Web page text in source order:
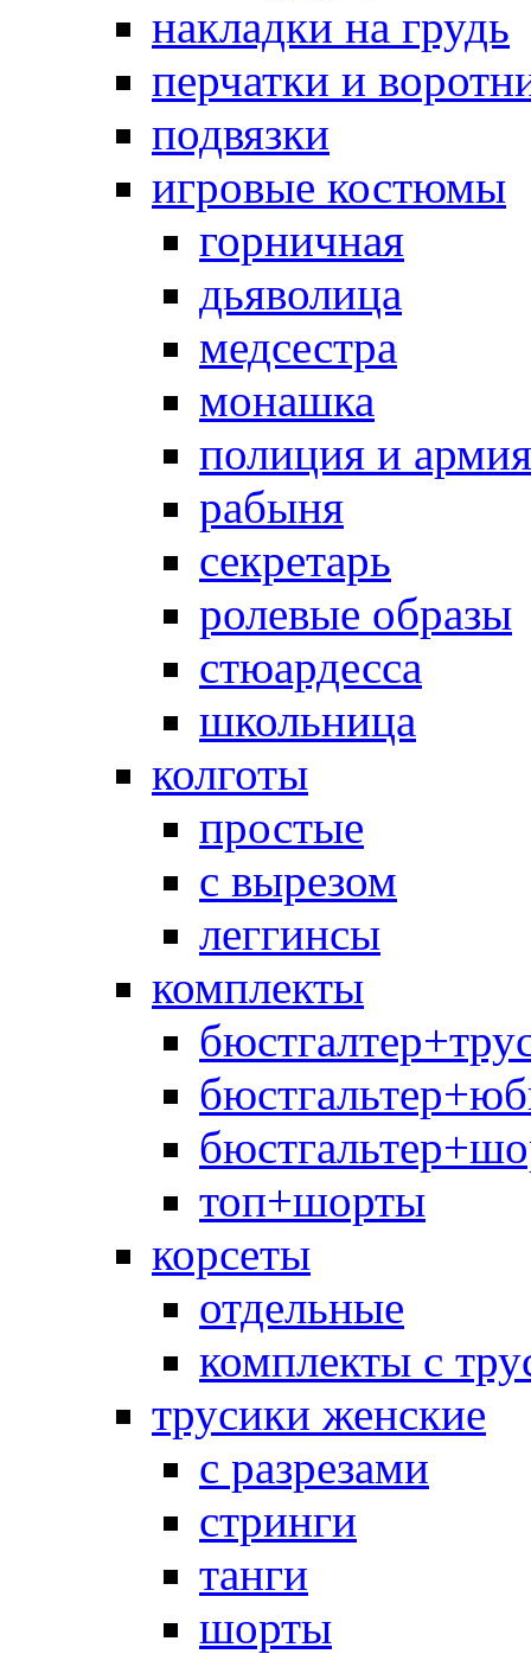
накладки на грудь
перчатки и
подвязки
игровые костюмы
горничная
дьяволица
медсестра
монашка
полиция и армия
рабыня
секретарь
ролевые образы
стюардесса
школьница
колготы
простые
с вырезом
леггинсы
комплекты
топ+шорты
корсеты
отдельные
комплекты с
трусики женские
с разрезами
стринги
танги
шорты